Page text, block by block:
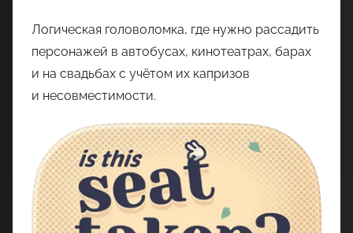
Логическая головоломка, где нужно рассадить
персонажей в автобусах, кинотеатрах, барах
и на свадьбах с учётом их капризов
и несовместимости.